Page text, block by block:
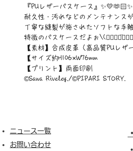
『PUレザーパスケース』
耐久性・汚れなどのメンテナンス
丁寧な縫製が施されたソフトな手
特徴のパスケースだよぉ\(๑⃙⃘◡̈๑⃙⃘
【素材】合成皮革（高品質PUレザ
【サイズ約H106×W76mm
【プリント】両面印刷
©︎Sawa Riveley./©︎PIPARI STORY.
ニュース一覧
お問い合わせ
・